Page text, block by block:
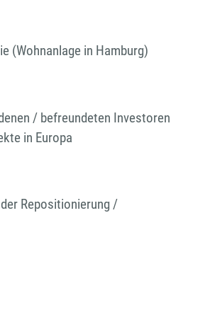
(Wohnanlage in Hamburg)
/ befreundeten Investoren
in Europa
Repositionierung /